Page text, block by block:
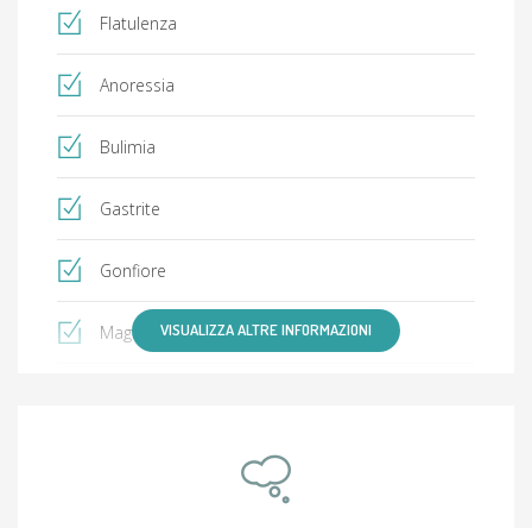
Flatulenza
Anoressia
Bulimia
Gastrite
Gonfiore
MagrezzaVISUALIZZA ALTRE INFORMAZIONI